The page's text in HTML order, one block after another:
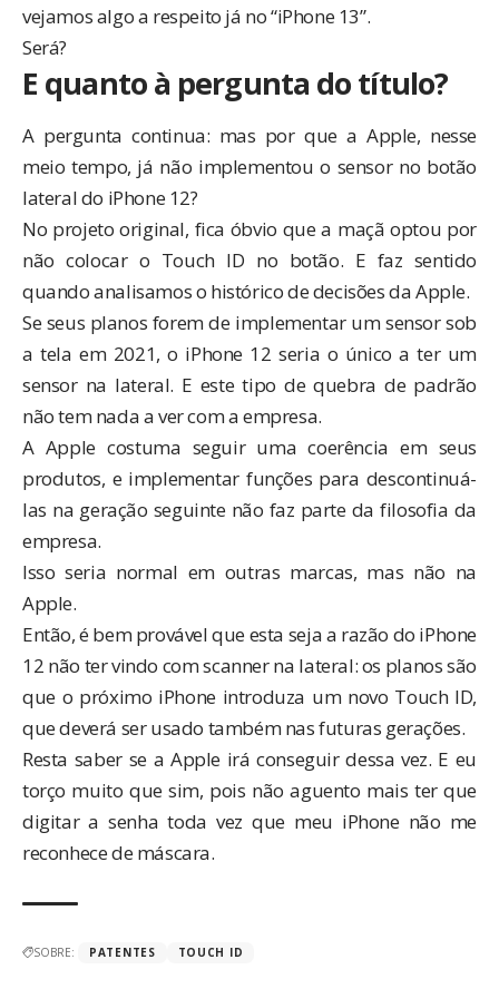
vejamos algo a respeito já no “iPhone 13”.
Será?
E quanto à pergunta do título?
A pergunta continua: mas por que a Apple, nesse
meio tempo, já não implementou o sensor no botão
lateral do iPhone 12?
No projeto original, fica óbvio que a maçã optou por
não colocar o Touch ID no botão. E faz sentido
quando analisamos o histórico de decisões da Apple.
Se seus planos forem de implementar um sensor sob
a tela em 2021, o iPhone 12 seria o único a ter um
sensor na lateral. E este tipo de quebra de padrão
não tem nada a ver com a empresa.
A Apple costuma seguir uma coerência em seus
produtos, e implementar funções para descontinuá-
las na geração seguinte não faz parte da filosofia da
empresa.
Isso seria normal em outras marcas, mas não na
Apple.
Então, é bem provável que esta seja a razão do iPhone
12 não ter vindo com scanner na lateral: os planos são
que o próximo iPhone introduza um novo Touch ID,
que deverá ser usado também nas futuras gerações.
Resta saber se a Apple irá conseguir dessa vez. E eu
torço muito que sim, pois não aguento mais ter que
digitar a senha toda vez que meu iPhone não me
reconhece de máscara.
SOBRE: PATENTES TOUCH ID